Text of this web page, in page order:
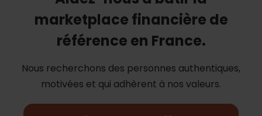
marketplace financière de
référence en France.
Nous recherchons des personnes authentiques,
motivées et qui adhèrent à nos valeurs.